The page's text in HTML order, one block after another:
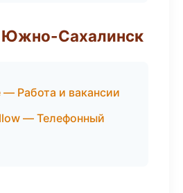
Южно-Сахалинск
— Работа и вакансии
— Телефонный